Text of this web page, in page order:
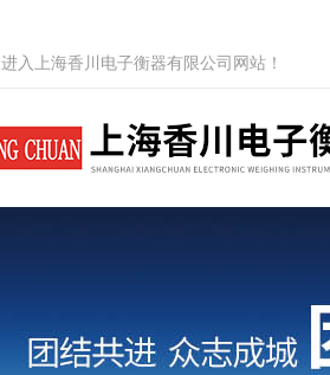
入上海香川电子衡器有限公司网站！